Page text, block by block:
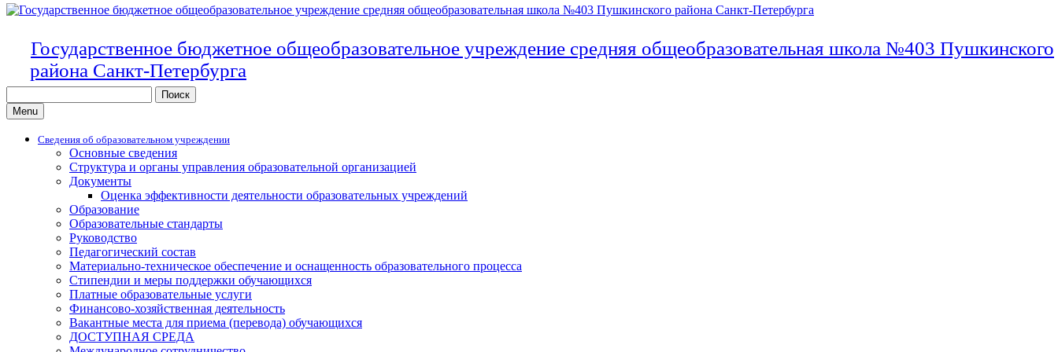
Государственное бюджетное общеобразовательное учреждение средняя общеобразовательная школа №403 Пушкинского
района Санкт-Петербурга
for:Menu
Сведения об образовательном учреждении
Основные сведения
Структура и органы управления образовательной организацией
Документы
Оценка эффективности деятельности образовательных учреждений
Образование
Образовательные стандарты
Руководство
Педагогический состав
Материально-техническое обеспечение и оснащенность образовательного процесса
Стипендии и меры поддержки обучающихся
Платные образовательные услуги
Финансово-хозяйственная деятельность
Вакантные места для приема (перевода) обучающихся
ДОСТУПНАЯ СРЕДА